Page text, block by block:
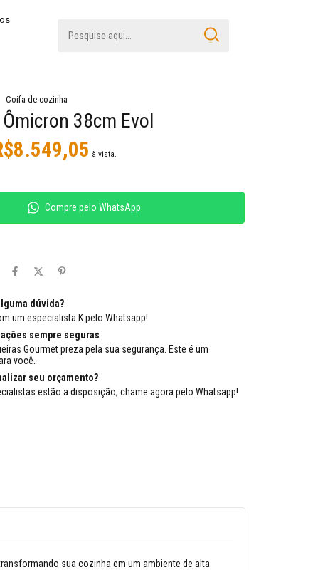
Coifa de cozinha
38cm Evol
à vista.
Compre pelo WhatsApp
dúvida?
um especialista K pelo Whatsapp!
sempre seguras
Gourmet preza pela sua segurança. Este é um
você.
seu orçamento?
estão a disposição, chame agora pelo Whatsapp!
sua cozinha em um ambiente de alta